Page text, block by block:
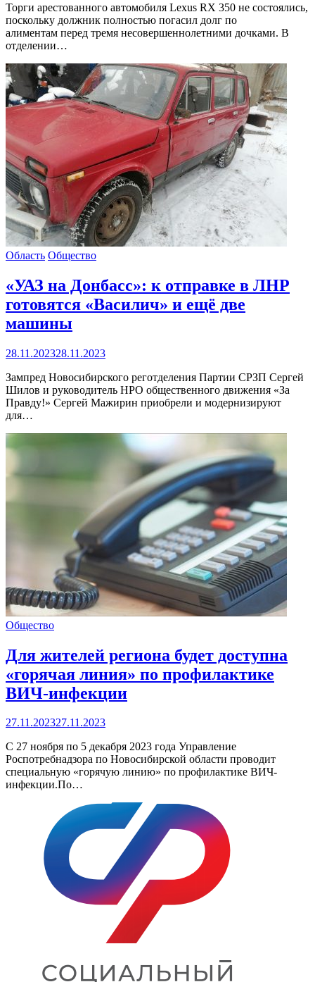
Торги арестованного автомобиля Lexus RX 350 не состоялись,
поскольку должник полностью погасил долг по
алиментам перед тремя несовершеннолетними дочками. В
отделении…
Область Общество
«УАЗ на Донбасс»: к отправке в ЛНР
готовятся «Василич» и ещё две
машины
28.11.202328.11.2023
Зампред Новосибирского реготделения Партии СРЗП Сергей
Шилов и руководитель НРО общественного движения «За
Правду!» Сергей Мажирин приобрели и модернизируют
для…
Общество
Для жителей региона будет доступна
«горячая линия» по профилактике
ВИЧ-инфекции
27.11.202327.11.2023
С 27 ноября по 5 декабря 2023 года Управление
Роспотребнадзора по Новосибирской области проводит
специальную «горячую линию» по профилактике ВИЧ-
инфекции.По…